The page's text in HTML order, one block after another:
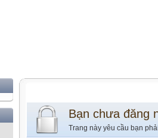
Bạn chưa đăng
Trang này yêu cầu bạn